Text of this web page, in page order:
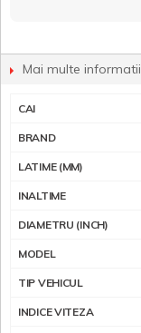
Mai multe informatii
CAI
BRAND
LATIME (MM)
INALTIME
DIAMETRU (INCH)
MODEL
TIP VEHICUL
INDICE VITEZA